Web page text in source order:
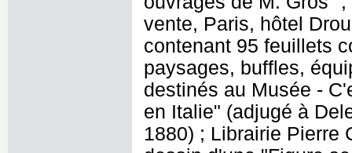
vente, Paris, hôtel
contenant 95 feuillets
paysages, buffles,
destinés au Musée -
en Italie" (adjugé à
1880) ; Librairie Pierre